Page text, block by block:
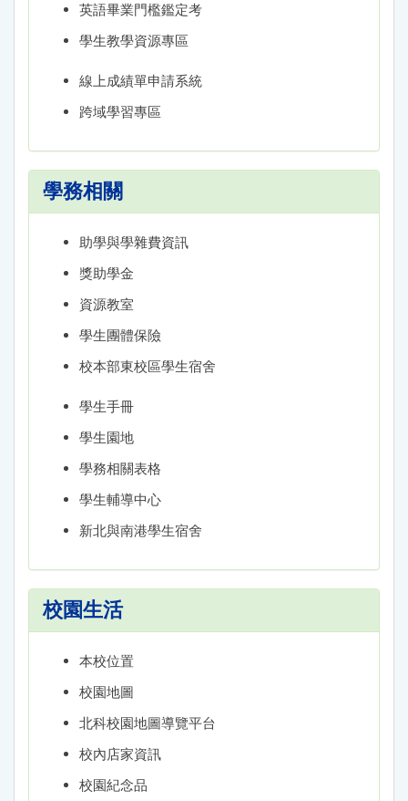
英語畢業門檻鑑定考
學生教學資源專區
線上成績單申請系統
跨域學習專區
學務相關
助學與學雜費資訊
獎助學金
資源教室
學生團體保險
校本部東校區學生宿舍
學生手冊
學生園地
學務相關表格
學生輔導中心
新北與南港學生宿舍
校園生活
本校位置
校園地圖
北科校園地圖導覽平台
校內店家資訊
校園紀念品